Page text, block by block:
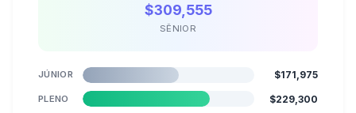
$309,555
SÊNIOR
JÚNIOR $171,975
PLENO $229,300